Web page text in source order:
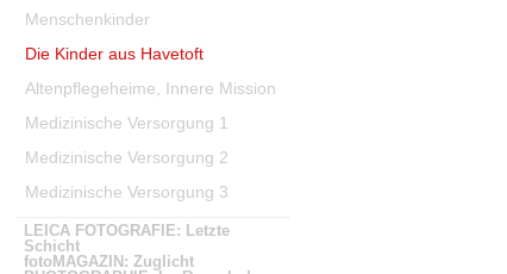
Menschenkinder
Die Kinder aus Havetoft
Altenpflegeheime, Innere Mission
Medizinische Versorgung 1
Medizinische Versorgung 2
Medizinische Versorgung 3
Medizinische Versorgung 4
Medizinische Versorgung 5
LEICA FOTOGRAFIE: Letzte
Schicht
fotoMAGAZIN: Zuglicht